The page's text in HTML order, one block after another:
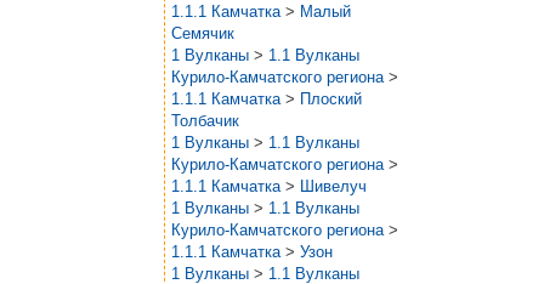
1.1.1 Камчатка > Малый
Семячик
1 Вулканы > 1.1 Вулканы
Курило-Камчатского региона >
1.1.1 Камчатка > Плоский
Толбачик
1 Вулканы > 1.1 Вулканы
Курило-Камчатского региона >
1.1.1 Камчатка > Шивелуч
1 Вулканы > 1.1 Вулканы
Курило-Камчатского региона >
1.1.1 Камчатка > Узон
1 Вулканы > 1.1 Вулканы